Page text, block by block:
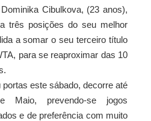
Cibulkova, (23 anos),
três posições do seu melhor
a somar o seu terceiro título
para se reaproximar das 10
este sábado, decorre até
prevendo-se jogos
e de preferência com muito